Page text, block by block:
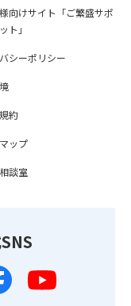
向けサイト「ご繁盛サポ
ト」
シーポリシー
約
ップ
談室